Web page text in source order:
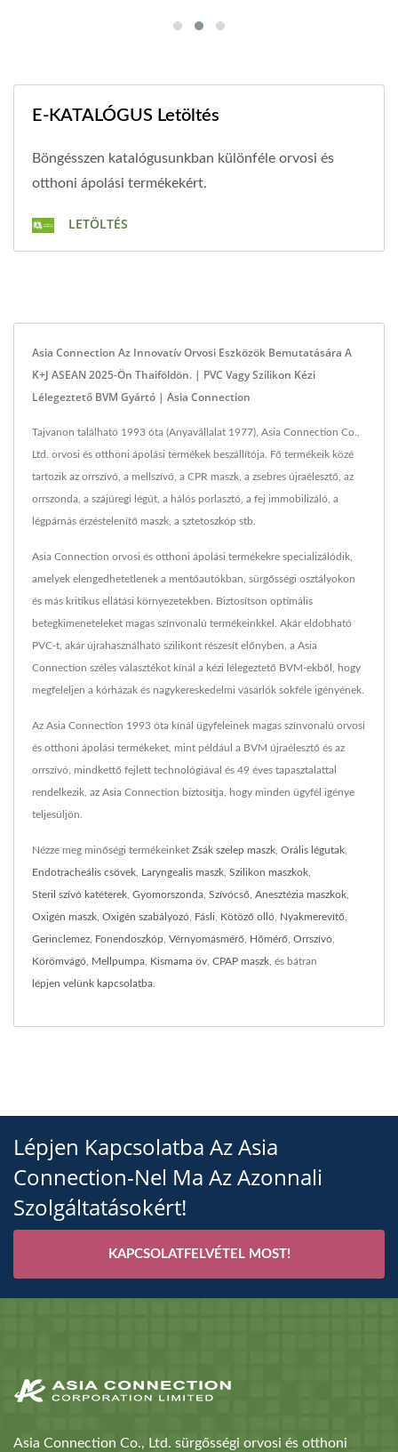
E-KATALÓGUS Letöltés
Böngésszen katalógusunkban különféle orvosi és
otthoni ápolási termékekért.
LETÖLTÉS
Asia Connection Az Innovatív Orvosi Eszközök Bemutatására A
K+J ASEAN 2025-Ön Thaiföldön. | PVC Vagy Szilikon Kézi
Lélegeztető BVM Gyártó | Asia Connection
Tajvanon található 1993 óta (Anyavállalat 1977), Asia Connection Co.,
Ltd. orvosi és otthoni ápolási termékek beszállítója. Fő termékeik közé
tartozik az orrszívó, a mellszívó, a CPR maszk, a zsebres újraélesztő, az
orrszonda, a szájüregi légút, a hálós porlasztó, a fej immobilizáló, a
légpárnás érzéstelenítő maszk, a sztetoszkóp stb.
Asia Connection orvosi és otthoni ápolási termékekre specializálódik,
amelyek elengedhetetlenek a mentőautókban, sürgősségi osztályokon
és más kritikus ellátási környezetekben. Biztosítson optimális
betegkimeneteleket magas színvonalú termékeinkkel. Akár eldobható
PVC-t, akár újrahasználható szilikont részesít előnyben, a Asia
Connection széles választékot kínál a kézi lélegeztető BVM-ekből, hogy
megfeleljen a kórházak és nagykereskedelmi vásárlók sokféle igényének.
Az Asia Connection 1993 óta kínál ügyfeleinek magas színvonalú orvosi
és otthoni ápolási termékeket, mint például a BVM újraélesztő és az
orrszívó, mindkettő fejlett technológiával és 49 éves tapasztalattal
rendelkezik, az Asia Connection biztosítja, hogy minden ügyfél igénye
teljesüljön.
Nézze meg minőségi termékeinket Zsák szelep maszk, Orális légutak,
Endotracheális csövek, Laryngealis maszk, Szilikon maszkok,
Steril szívó katéterek, Gyomorszonda, Szívócső, Anesztézia maszkok,
Oxigén maszk, Oxigén szabályozó, Fásli, Kötöző olló, Nyakmerevítő,
Gerinclemez, Fonendoszkóp, Vérnyomásmérő, Hőmérő, Orrszívó,
Körömvágó, Mellpumpa, Kismama öv, CPAP maszk, és bátran
lépjen velünk kapcsolatba.
Lépjen Kapcsolatba Az Asia
Connection-Nel Ma Az Azonnali
Szolgáltatásokért!
KAPCSOLATFELVÉTEL MOST!
Asia Connection Co., Ltd. sürgősségi orvosi és otthoni